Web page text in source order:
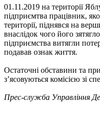
01.11.2019 на території
підприємтва працівник,
території, піднявся на
внаслідок чого його
підприємства витягли
подавав ознак життя.
Остаточні обставини та
з’ясовуються комісією зі
Прес-служба Управління